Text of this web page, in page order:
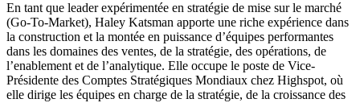
En tant que leader expérimentée en stratégie de mise sur le marché
(Go-To-Market), Haley Katsman apporte une riche expérience dans
la construction et la montée en puissance d’équipes performantes
dans les domaines des ventes, de la stratégie, des opérations, de
l’enablement et de l’analytique. Elle occupe le poste de Vice-
Présidente des Comptes Stratégiques Mondiaux chez Highspot, où
elle dirige les équipes en charge de la stratégie, de la croissance des